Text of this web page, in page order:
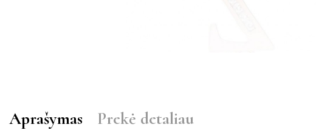
Aprašymas Prekė detaliau